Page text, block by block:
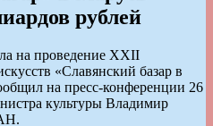
рублей
на проведение XXII
«Славянский базар в
на пресс-конференции 26
культуры Владимир